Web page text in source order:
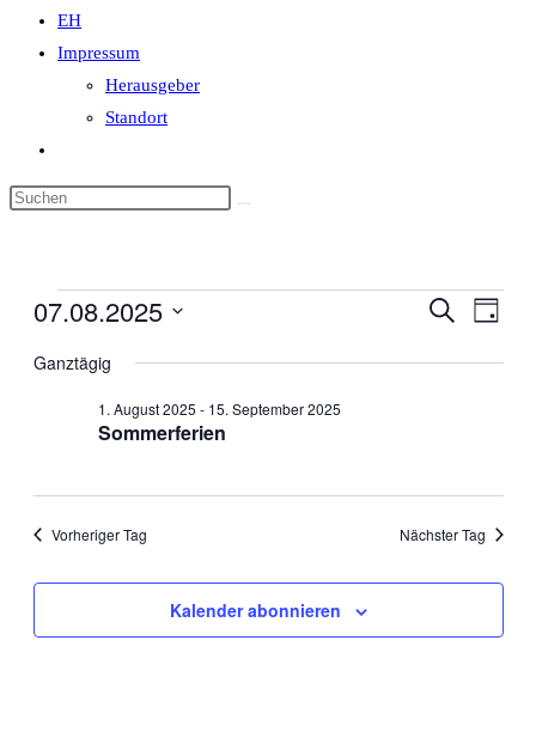
EH
Impressum
Herausgeber
Standort
umschalten
Diese
Veranstaltungen
August
Suche
Tag
07.08.2025
wählen.
Ganztägig
Sommerferien
1. August 2025 - 15. September 2025
Vorheriger Tag Nächster Tag
Kalender abonnieren